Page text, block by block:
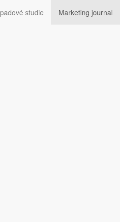
studie
Marketing journal
Prima Cool.
o bojové umění, ale
Ta nyní přichází o